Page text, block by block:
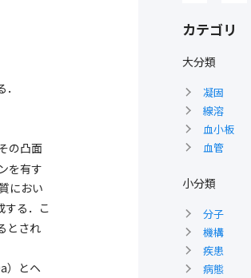
の凸面
を有す
におい
する．こ
とされ
）とヘ
カテゴリ
大分類
凝固
線溶
血小板
血管
小分類
分子
機構
疾患
病態